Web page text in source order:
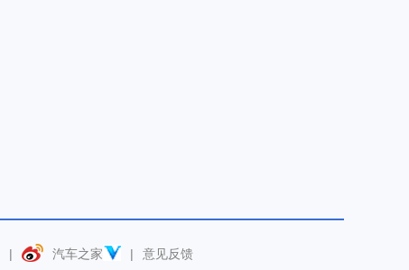
| 汽车之家 | 意见反馈